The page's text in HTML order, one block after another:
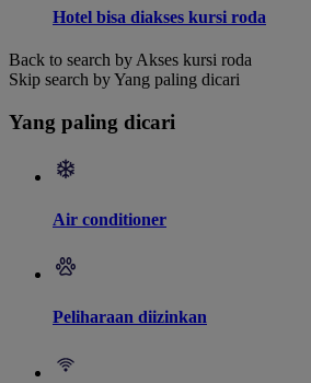
Hotel bisa diakses kursi roda
Back to search by Akses kursi roda
Skip search by Yang paling dicari
Yang paling dicari
Air conditioner
Peliharaan diizinkan